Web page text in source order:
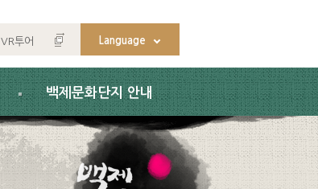
VR투어 Language
백제문화단지 안내